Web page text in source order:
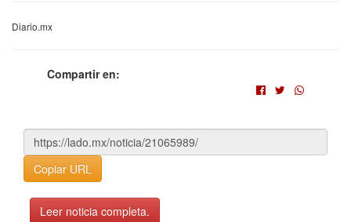
Diario.mx
Compartir en:
Copiar URL
Leer noticia completa.